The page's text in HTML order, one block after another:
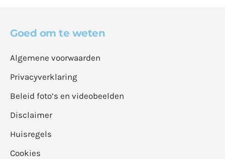
Goed om te weten
Algemene voorwaarden
Privacyverklaring
Beleid foto’s en videobeelden
Disclaimer
Huisregels
Cookies